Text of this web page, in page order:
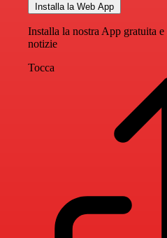
Installa la Web App
Installa la nostra App gratuita
notizie
Tocca